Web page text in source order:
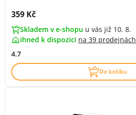
Cena s DPH:
359 Kč
Skladem v e-shopu u vás již 10. 8.
ihned k dispozici na 39 prodejnách
4.7
Do košíku